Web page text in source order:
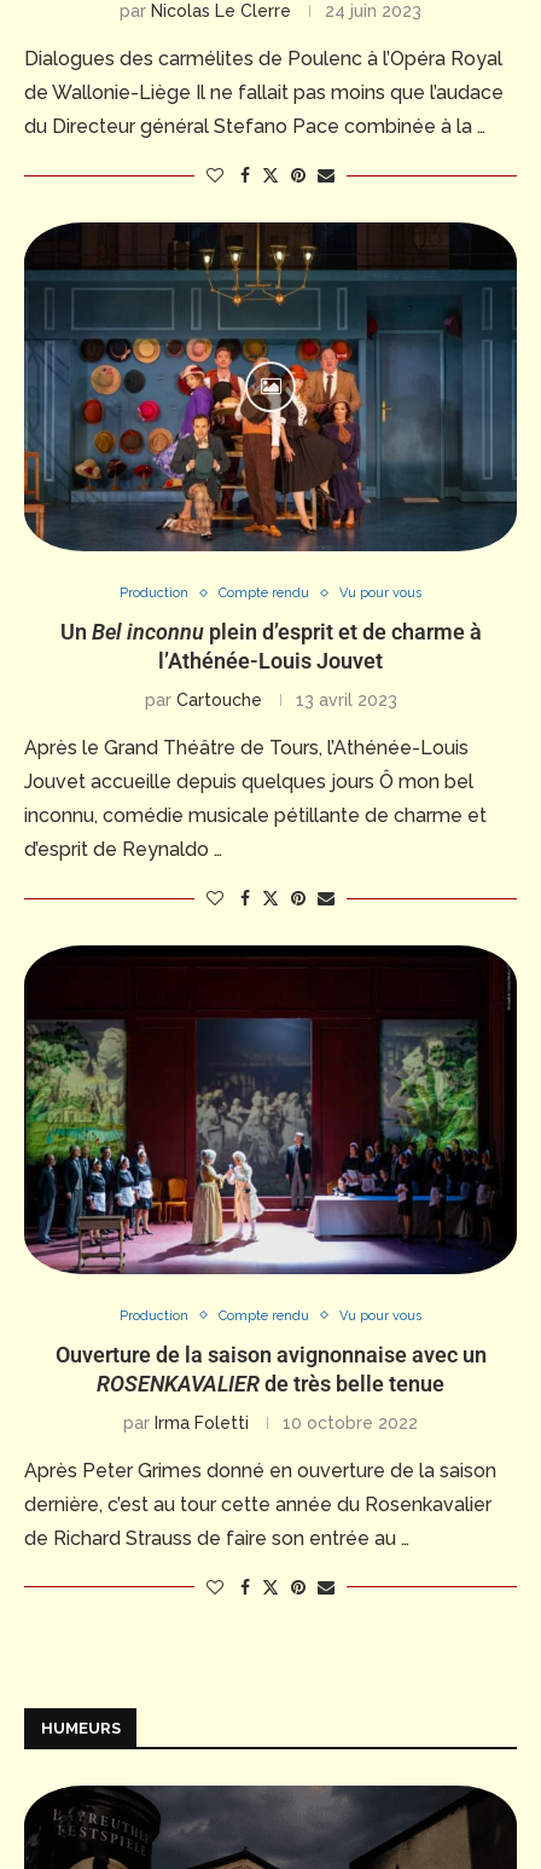
par Nicolas Le Clerre 24 juin 2023
Dialogues des carmélites de Poulenc à l’Opéra Royal
de Wallonie-Liège Il ne fallait pas moins que l’audace
du Directeur général Stefano Pace combinée à la …
Production Compte rendu Vu pour vous
Un Bel inconnuplein d’esprit et de charme à
l’Athénée-Louis Jouvet
par Cartouche 13 avril 2023
Après le Grand Théâtre de Tours, l’Athénée-Louis
Jouvet accueille depuis quelques jours Ô mon bel
inconnu, comédie musicale pétillante de charme et
d’esprit de Reynaldo …
Production Compte rendu Vu pour vous
Ouverture de la saison avignonnaise avec un
ROSENKAVALIERde très belle tenue
par Irma Foletti 10 octobre 2022
Après Peter Grimes donné en ouverture de la saison
dernière, c’est au tour cette année du Rosenkavalier
de Richard Strauss de faire son entrée au …
HUMEURS